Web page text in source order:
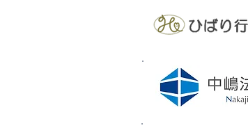
合に情報提供資料を...